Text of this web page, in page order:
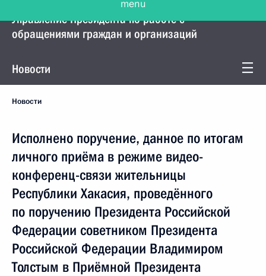
Управление Президента по работе с
обращениями граждан и организаций
Новости
Новости
Исполнено поручение, данное по итогам
личного приёма в режиме видео-
конференц-связи жительницы
Республики Хакасия, проведённого
по поручению Президента Российской
Федерации советником Президента
Российской Федерации Владимиром
Толстым в Приёмной Президента